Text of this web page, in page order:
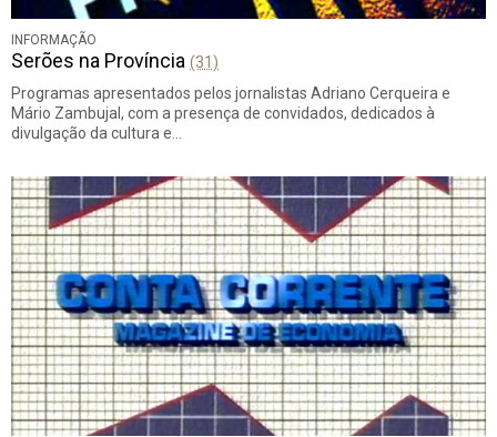
INFORMAÇÃO
Serões na Província (31)
Programas apresentados pelos jornalistas Adriano Cerqueira e
Mário Zambujal, com a presença de convidados, dedicados à
divulgação da cultura e…